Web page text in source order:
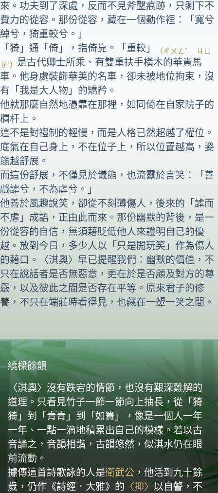
來。功夫到了深處，反而不見斧鑿痕跡，只剩下不
費力的從容。那份從容，藏在一個動作裡：「寬兮
綽兮，猗重較兮。」
「猗」通「倚」，指倚靠。「重較」
（ㄔㄨㄥˊ ㄐㄩ
ㄝˊ） 是古代卿士所乘、有雙重扶手橫木的華貴馬
車。他身處裝飾華美的名車，卻未被地位拘束，沒
有「我是大人物」的矯矜。
他就那麼自然地憑靠在那裡，如同倚在自家院子的
欄杆上。
這不是對禮制的輕慢，而是人格已然超越了權位。
底氣在自己身上，不在位子上，所以位置越高，姿
態越舒展。
而這份舒展，不僅見於儀態，也流露於言笑：「善
戲謔兮，不為虐兮。」
他善於風趣說笑，卻從不刻薄傷人，後來的「謔而
不虐」成語，正由此而來。那份幽默的背後，是一
份從容的自信，無須藉貶低他人來證明自己的優
越。放到今日，多少人以「只是開玩笑」作為傷人
的藉口。〈淇奧〉早已提醒我們：幽默的價值，不
只在說話者是否無惡意，更在於是否顧及對方的尊
嚴，以及彼此之間是否存在平等。原來君子的修
養，不只在端莊時看得見，也藏在一顰一笑之間。
繞樑餘韻
〈淇奧〉沒有跌宕的情節，也沒有艱深難解的
道理。只看見竹子一節一節向上抽長，從「猗
猗」到「青青」到「如簀」，像是一個人一年
一年、一點一滴地積累出自己的模樣。若以古
音誦之，音韻相諧，古韻悠然，似淇水仍在眼
前流動。
據傳這首詩歌詠的人是衛武公 ，他活到九十餘
歲，仍作《詩經．大雅》的 〈抑〉 以自警，不